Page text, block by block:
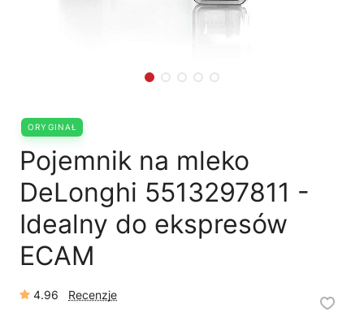
ORYGINAŁ
Pojemnik na mleko
DeLonghi 5513297811 -
Idealny do ekspresów
ECAM
4.96 Recenzje
Instrukcja obsługi